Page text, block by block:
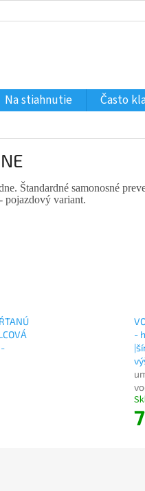
Na stiahnutie Často
Štandardné samonosné
pojazdový variant.
-
-